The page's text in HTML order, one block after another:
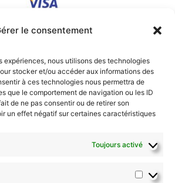
le consentement
expériences, nous utilisons des technologies
stocker et/ou accéder aux informations des
à ces technologies nous permettra de
que le comportement de navigation ou les ID
de ne pas consentir ou de retirer son
un effet négatif sur certaines caractéristiques
Toujours activé
|Confidentialité|Plan du Site